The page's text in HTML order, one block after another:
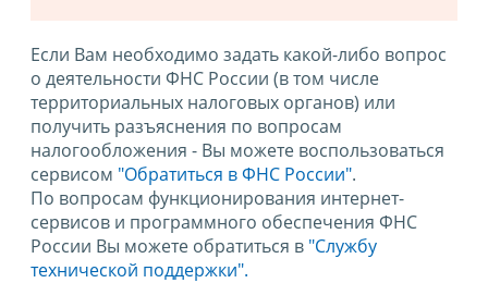
Если Вам необходимо задать какой-либо вопрос
о деятельности ФНС России (в том числе
территориальных налоговых органов) или
получить разъяснения по вопросам
налогообложения - Вы можете воспользоваться
сервисом "Обратиться в ФНС России".
По вопросам функционирования интернет-
сервисов и программного обеспечения ФНС
России Вы можете обратиться в "Службу
технической поддержки".